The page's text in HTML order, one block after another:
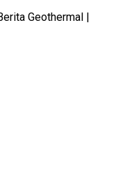
Geothermal |